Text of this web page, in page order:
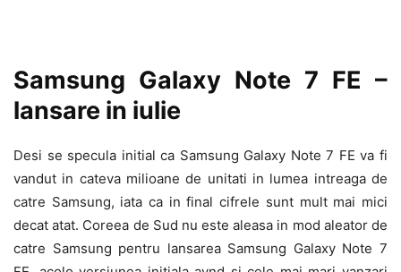
Samsung Galaxy Note 7 FE –
lansare in iulie
Desi se specula initial ca Samsung Galaxy Note 7 FE va fi
vandut in cateva milioane de unitati in lumea intreaga de
catre Samsung, iata ca in final cifrele sunt mult mai mici
decat atat. Coreea de Sud nu este aleasa in mod aleator de
catre Samsung pentru lansarea Samsung Galaxy Note 7